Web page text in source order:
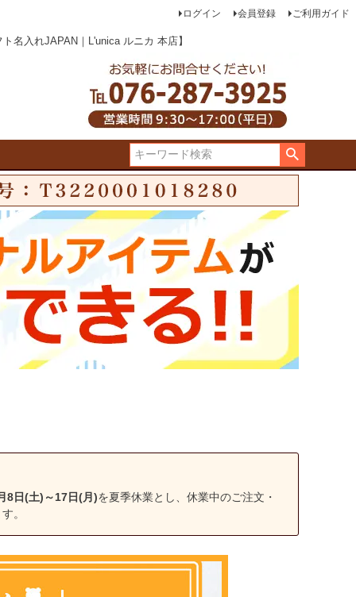
ログイン 会員登録 ご利用ガイド
名入れJAPAN｜L'unica ルニカ 本店】
8日(土)～17日(月)を夏季休業とし、休業中のご注文・
。